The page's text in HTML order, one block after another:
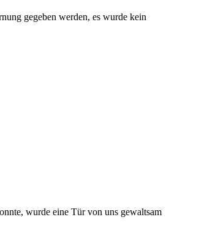
gegeben werden, es wurde kein
wurde eine Tür von uns gewaltsam